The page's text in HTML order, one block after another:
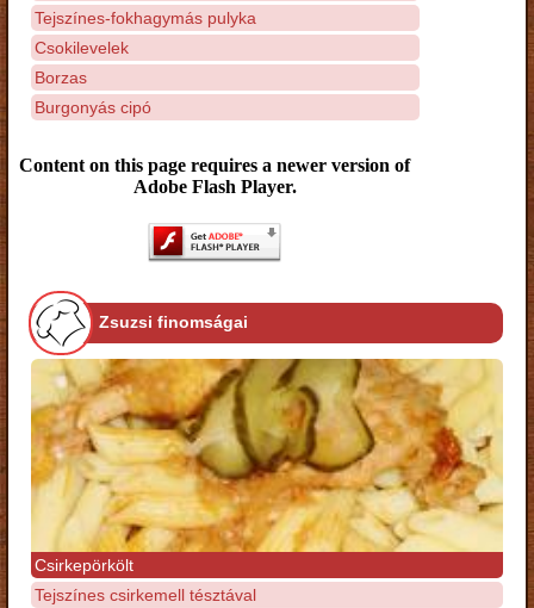
Tejszínes-fokhagymás pulyka
Csokilevelek
Borzas
Burgonyás cipó
Content on this page requires a newer version of
Adobe Flash Player.
Zsuzsi finomságai
Csirkepörkölt
Tejszínes csirkemell tésztával